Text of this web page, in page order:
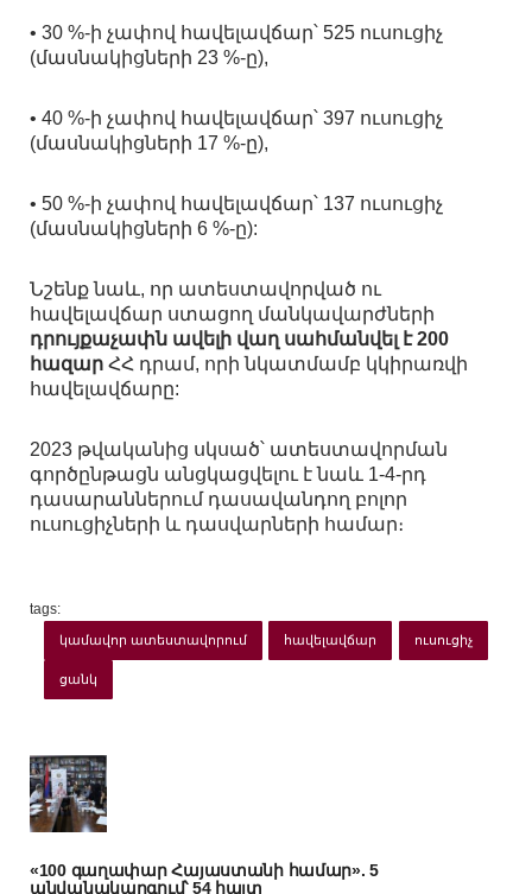
• 30 %-ի չափով հավելավճար՝ 525 ուսուցիչ
(մասնակիցների 23 %-ը),
• 40 %-ի չափով հավելավճար՝ 397 ուսուցիչ
(մասնակիցների 17 %-ը),
• 50 %-ի չափով հավելավճար՝ 137 ուսուցիչ
(մասնակիցների 6 %-ը):
Նշենք նաև, որ ատեստավորված ու
հավելավճար ստացող մանկավարժների
դրույքաչափն ավելի վաղ սահմանվել է 200
հազար ՀՀ դրամ, որի նկատմամբ կկիրառվի
հավելավճարը:
2023 թվականից սկսած՝ ատեստավորման
գործընթացն անցկացվելու է նաև 1-4-րդ
դասարաններում դասավանդող բոլոր
ուսուցիչների և դասվարների համար։
tags:
կամավոր ատեստավորում հավելավճար ուսուցիչ
ցանկ
«100 գաղափար Հայաստանի համար». 5
անվանակարգում՝ 54 հայտ